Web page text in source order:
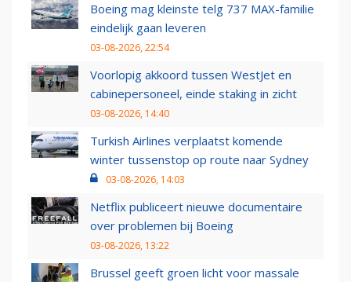
Boeing mag kleinste telg 737 MAX-familie
eindelijk gaan leveren
03-08-2026, 22:54
Voorlopig akkoord tussen WestJet en
cabinepersoneel, einde staking in zicht
03-08-2026, 14:40
Turkish Airlines verplaatst komende
winter tussenstop op route naar Sydney
03-08-2026, 14:03
Netflix publiceert nieuwe documentaire
over problemen bij Boeing
03-08-2026, 13:22
Brussel geeft groen licht voor massale